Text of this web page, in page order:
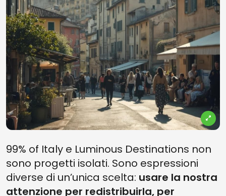
99% of Italy e Luminous Destinations non
sono progetti isolati. Sono espressioni
diverse di un’unica scelta: usare la nostra
attenzione per redistribuirla, per